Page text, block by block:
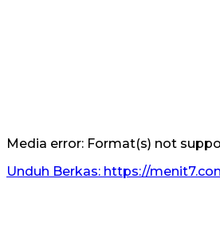
Media error: Format(s) not
Unduh Berkas: https://